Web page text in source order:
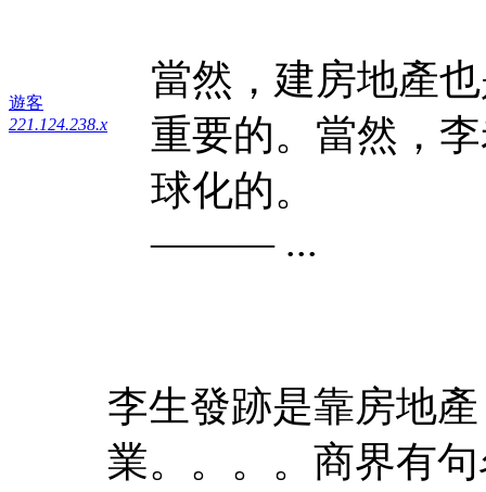
遊客
221.124.238.x
當然，建房地產
重要的。當然，
球化的。
——— ...
李生發跡是靠房地
業。。。。商界有